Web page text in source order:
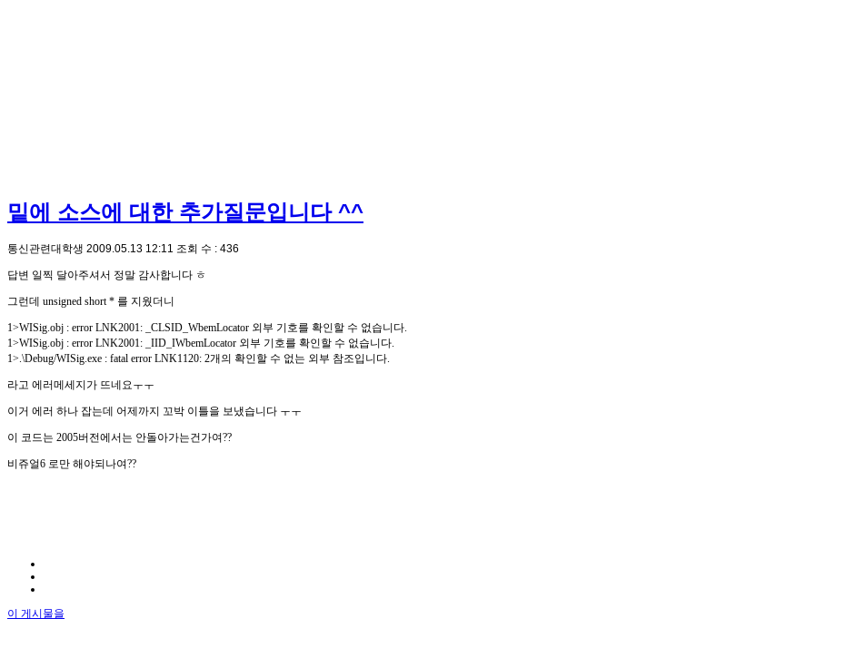
밑에 소스에 대한 추가질문입니다 ^^
통신관련대학생 2009.05.13 12:11 조회 수 : 436
답변 일찍 달아주셔서 정말 감사합니다 ㅎ
그런데 unsigned short * 를 지웠더니
1>WISig.obj : error LNK2001: _CLSID_WbemLocator 외부 기호를 확인할 수 없습니다.
1>WISig.obj : error LNK2001: _IID_IWbemLocator 외부 기호를 확인할 수 없습니다.
1>.\Debug/WISig.exe : fatal error LNK1120: 2개의 확인할 수 없는 외부 참조입니다.
라고 에러메세지가 뜨네요ㅜㅜ
이거 에러 하나 잡는데 어제까지 꼬박 이틀을 보냈습니다 ㅜㅜ
이 코드는 2005버전에서는 안돌아가는건가여??
비쥬얼6 로만 해야되나여??
이 게시물을